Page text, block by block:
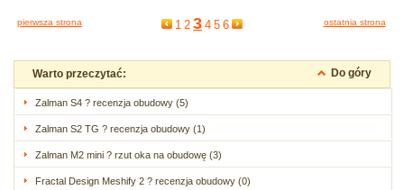
pierwsza strona 1 2 3 4 5 6 ostatnia strona
Warto przeczytać: Do góry
Zalman S4 ? recenzja obudowy (5)
Zalman S2 TG ? recenzja obudowy (1)
Zalman M2 mini ? rzut oka na obudowę (3)
Fractal Design Meshify 2 ? recenzja obudowy (0)